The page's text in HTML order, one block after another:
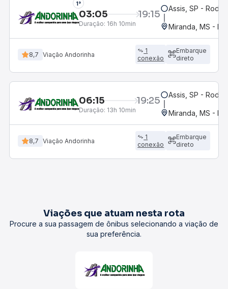
1°
03:05 19:15
Duração: 16h 10min
Assis, SP -
Miranda, MS -
8,7 Viação Andorinha
1
conexão
Embarque
direto
06:15 19:25
Duração: 13h 10min
Assis, SP -
Miranda, MS -
8,7 Viação Andorinha
1
conexão
Embarque
direto
Viações que atuam nesta rota
Procure a sua passagem de ônibus selecionando a viação de
sua preferência.